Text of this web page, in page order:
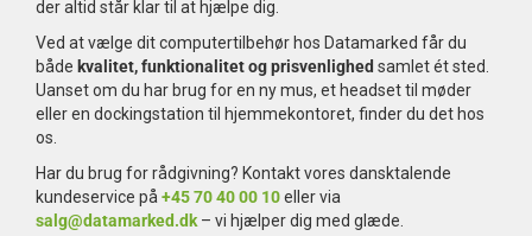
>>BACK-2-SCHOOL<<
Log ind
der altid står klar til at hjælpe dig.
Ved at vælge dit computertilbehør hos Datamarked får du
både kvalitet, funktionalitet og prisvenlighed samlet ét sted.
Uanset om du har brug for en ny mus, et headset til møder
eller en dockingstation til hjemmekontoret, finder du det hos
os.
Har du brug for rådgivning? Kontakt vores dansktalende
kundeservice på +45 70 40 00 10eller via
salg@datamarked.dk – vi hjælper dig med glæde.